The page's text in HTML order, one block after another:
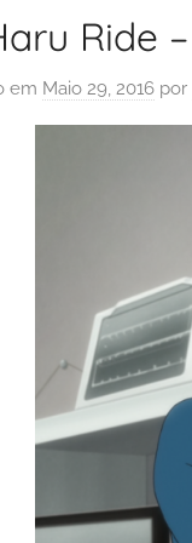
Ride
em Maio 29, 2016 por